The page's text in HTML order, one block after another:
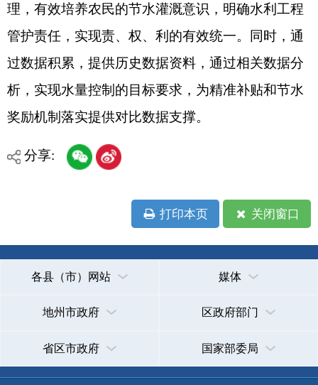
新公网安备65300102000007号 新ICP备2022000247号
政府网站标识码：6530000002 法律声明 关于我们